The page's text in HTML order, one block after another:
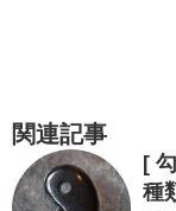
関連記事
[
種